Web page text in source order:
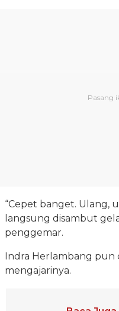
“Cepet banget. Ulang,
langsung disambut
penggemar.
Indra Herlambang pun
mengajarinya.